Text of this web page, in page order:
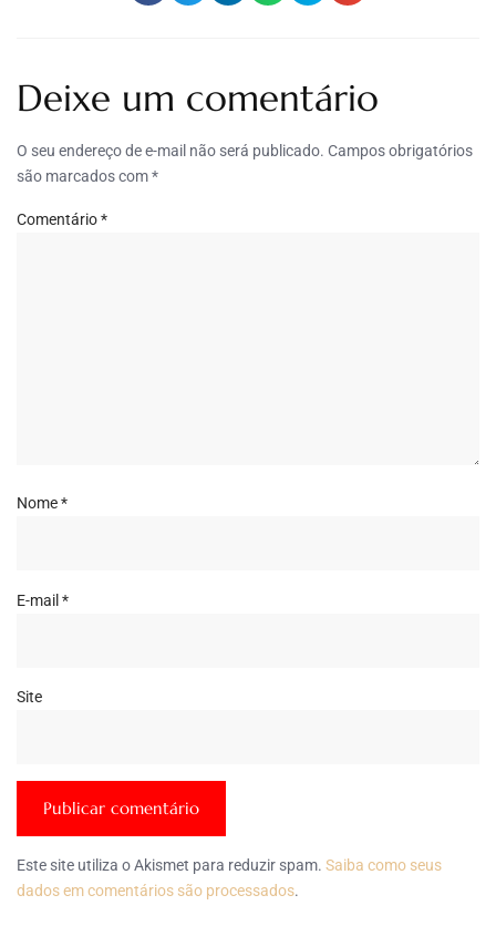
Deixe um comentário
O seu endereço de e-mail não será publicado. Campos obrigatórios
são marcados com*
Comentário*
Nome*
E-mail*
Site
Este site utiliza o Akismet para reduzir spam. Saiba como seus
dados em comentários são processados.